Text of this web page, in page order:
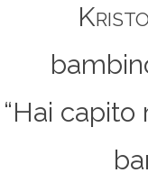
“Hai